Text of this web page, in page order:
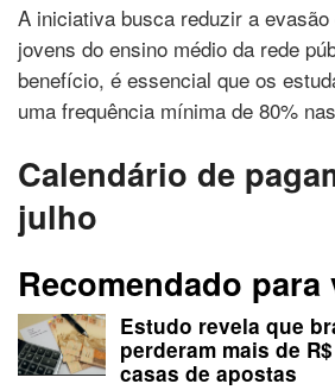
A iniciativa busca reduzir a
jovens do ensino médio da rede
benefício, é essencial que os
uma frequência mínima de 80%
Calendário de
julho
Recomendado para
Estudo revela que
perderam mais de
casas de apostas